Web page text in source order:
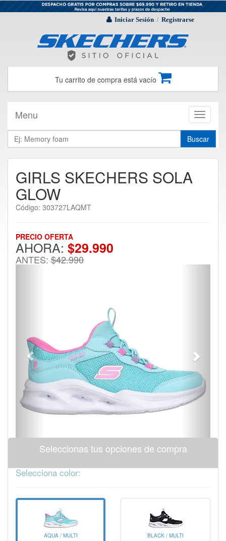
Iniciar Sesión / Registrarse
Tu carrito de compra está vacío
Toggle
Menu
Buscar
GIRLS SKECHERS SOLA
GLOW
Código: 303727LAQMT
PRECIO OFERTA
AHORA: $29.990
ANTES: $42.990
Seleccionas tus opciones de compra
Selecciona color:
AQUA / MULTI BLACK / MULTI